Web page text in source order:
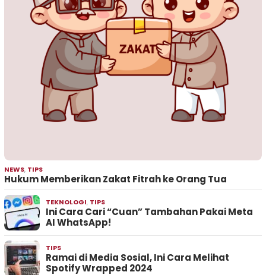
NEWS, TIPS
Hukum Memberikan Zakat Fitrah ke Orang Tua
TEKNOLOGI, TIPS
Ini Cara Cari “Cuan” Tambahan Pakai Meta
AI WhatsApp!
TIPS
Ramai di Media Sosial, Ini Cara Melihat
Spotify Wrapped 2024